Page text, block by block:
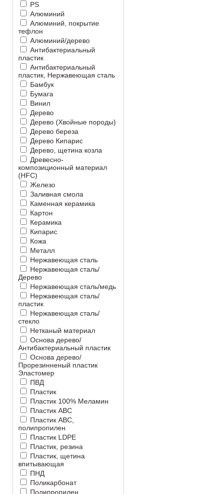
PS
Алюминий
Алюминий, покрытие
тефлон
Алюминий/дерево
Антибактериальный
пластик
Антибактериальный
пластик, Нержавеющая сталь
Бамбук
Бумага
Винил
Дерево
Дерево (Хвойные породы)
Дерево береза
Дерево Кипарис
Дерево, щетина козла
Древесно-
композиционный материал
(HFC)
Железо
Заливная смола
Каменная керамика
Картон
Керамика
Кипарис
Кожа
Металл
Нержавеющая сталь
Нержавеющая сталь/
Дерево
Нержавеющая сталь/медь
Нержавеющая сталь/
пластик
Нержавеющая сталь/
стекло
Нетканый материал
Основа дерево/
Антибактериальный пластик
Основа дерево/
Прорезинненый пластик
Эластомер
ПВД
Пластик
Пластик 100% Меламин
Пластик ABC
Пластик ABC,
полипропилен
Пластик LDPE
Пластик, резина
Пластик, щетина
впитывающая
ПНД
Поликарбонат
Полипропилен